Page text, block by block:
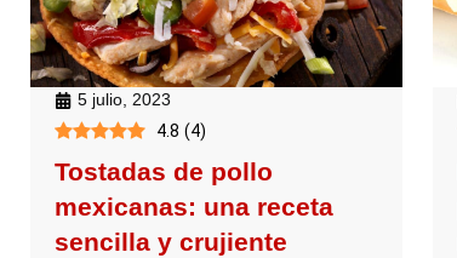
5 julio, 2023
4.8 (4)
Tostadas de pollo
mexicanas: una receta
sencilla y crujiente